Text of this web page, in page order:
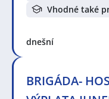
Vhodné také
dnešní
BRIGÁDA-